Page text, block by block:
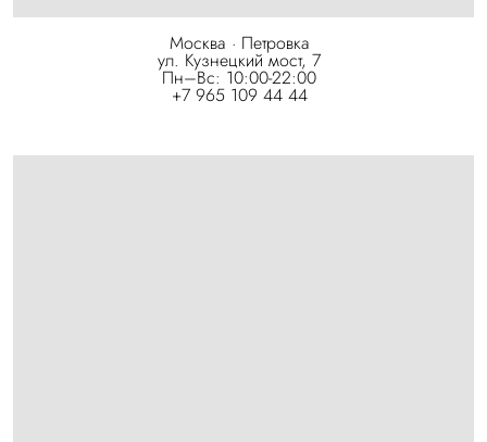
Москва · Петровка
ул. Кузнецкий мост, 7
Пн–Вс: 10:00-22:00
+7 965 109 44 44